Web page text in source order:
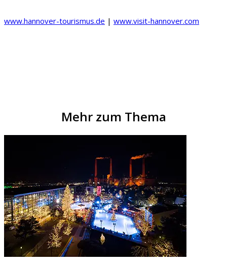
www.hannover-tourismus.de | www.visit-hannover.com
Mehr zum Thema